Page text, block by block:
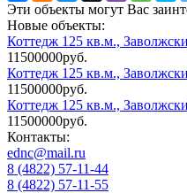
Эти объекты могут Вас
Новые объекты:
Коттедж 125 кв.м.,
11500000руб.
Коттедж 125 кв.м.,
11500000руб.
Коттедж 125 кв.м.,
11500000руб.
Контакты:
ednc@mail.ru
8 (4822) 57-11-44
8 (4822) 57-11-55